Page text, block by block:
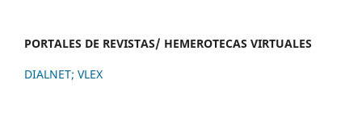
PORTALES DE REVISTAS/ HEMEROTECAS VIRTUALES
DIALNET; VLEX